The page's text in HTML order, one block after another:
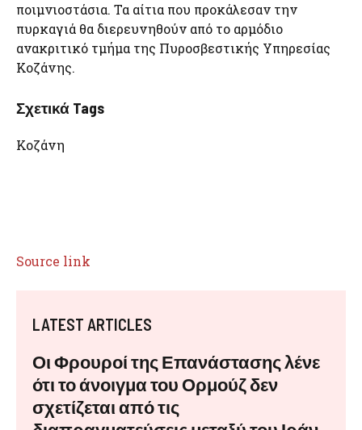
ποιμνιοστάσια. Τα αίτια που προκάλεσαν την
πυρκαγιά θα διερευνηθούν από το αρμόδιο
ανακριτικό τμήμα της Πυροσβεστικής Υπηρεσίας
Κοζάνης.
Σχετικά Tags
Κοζάνη
Source link
LATEST ARTICLES
Οι Φρουροί της Επανάστασης λένε
ότι το άνοιγμα του Ορμούζ δεν
σχετίζεται από τις